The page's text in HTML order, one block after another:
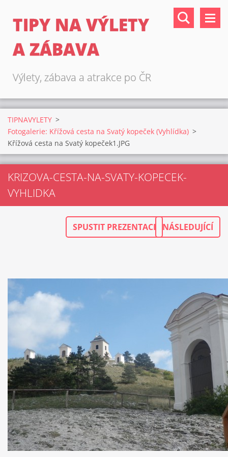
TIPY NA VÝLETY
A ZÁBAVA
Výlety, zábava a atrakce po ČR
TIPNAVYLETY >
Fotogalerie: Křížová cesta na Svatý kopeček (Vyhlídka) >
Křížová cesta na Svatý kopeček1.JPG
KRIZOVA-CESTA-NA-SVATY-KOPECEK-
VYHLIDKA
SPUSTIT PREZENTACI NÁSLEDUJÍCÍ